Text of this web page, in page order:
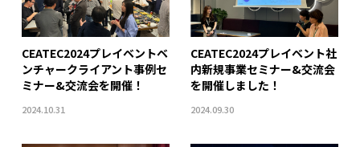
CEATEC2024プレイベントベ
ンチャークライアント事例セ
ミナー&交流会を開催！
2024.10.31
CEATEC2024プレイベント社
内新規事業セミナー&交流会
を開催しました！
2024.09.30